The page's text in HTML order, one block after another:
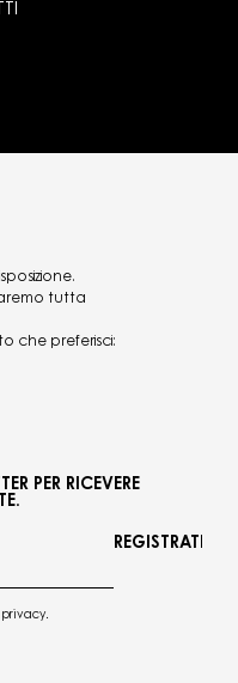
tutta
che preferisci:
PER RICEVERE
REGISTRATI